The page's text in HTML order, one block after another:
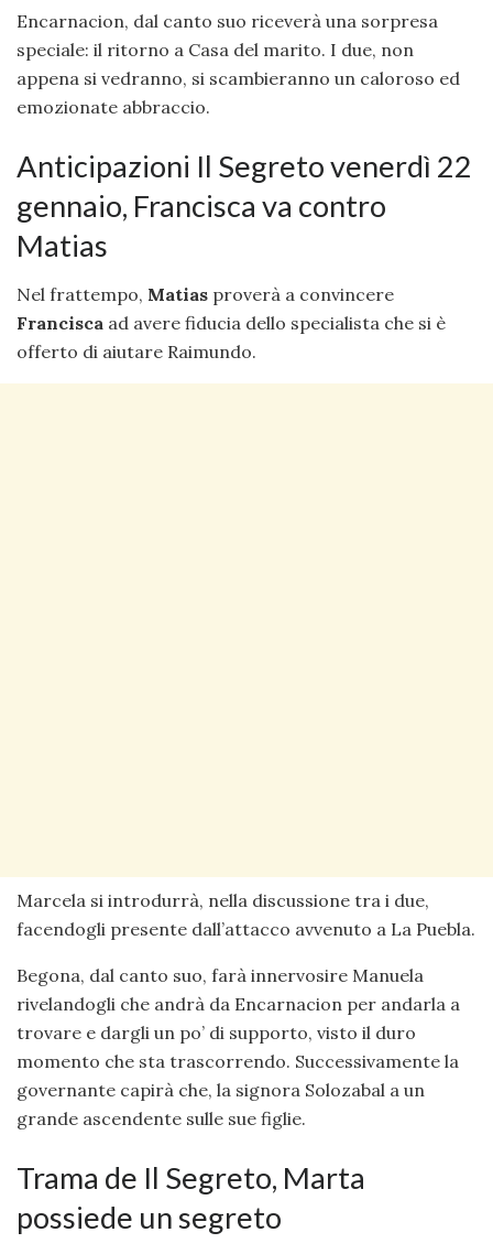
Encarnacion, dal canto suo riceverà una sorpresa
speciale: il ritorno a Casa del marito. I due, non
appena si vedranno, si scambieranno un caloroso ed
emozionate abbraccio.
Anticipazioni Il Segreto venerdì 22
gennaio, Francisca va contro
Matias
Nel frattempo, Matias proverà a convincere
Francisca ad avere fiducia dello specialista che si è
offerto di aiutare Raimundo.
Marcela si introdurrà, nella discussione tra i due,
facendogli presente dall’attacco avvenuto a La Puebla.
Begona, dal canto suo, farà innervosire Manuela
rivelandogli che andrà da Encarnacion per andarla a
trovare e dargli un po’ di supporto, visto il duro
momento che sta trascorrendo. Successivamente la
governante capirà che, la signora Solozabal a un
grande ascendente sulle sue figlie.
Trama de Il Segreto, Marta
possiede un segreto